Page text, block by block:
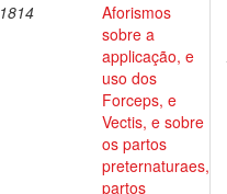
1814
Aforismos
sobre a
applicação, e
uso dos
Forceps, e
Vectis, e sobre
os partos
preternaturaes,
partos